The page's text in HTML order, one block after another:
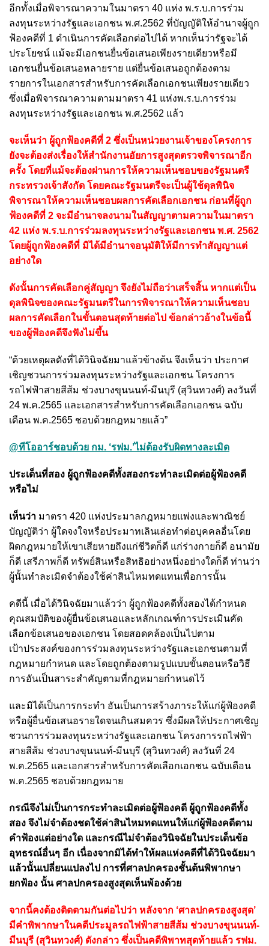
อีกทั้งเมื่อพิจารณาความในมาตรา 40 แห่ง พ.ร.บ.การร่วม
ลงทุนระหว่างรัฐและเอกชน พ.ศ.2562 ที่บัญญัติให้อำนาจผู้ถูก
ฟ้องคดีที่ 1 ดำเนินการคัดเลือกต่อไปได้ หากเห็นว่ารัฐจะได้
ประโยชน์ แม้จะมีเอกชนยื่นข้อเสนอเพียงรายเดียวหรือมี
เอกชนยื่นข้อเสนอหลายราย แต่ยื่นข้อเสนอถูกต้องตาม
รายการในเอกสารสำหรับการคัดเลือกเอกชนเพียงรายเดียว
ซึ่งเมื่อพิจารณาความตามมาตรา 41 แห่งพ.ร.บ.การร่วม
ลงทุนระหว่างรัฐและเอกชน พ.ศ.2562 แล้ว
จะเห็นว่า ผู้ถูกฟ้องคดีที่ 2 ซึ่งเป็นหน่วยงานเจ้าของโครงการ
ยังจะต้องส่งเรื่องให้สำนักงานอัยการสูงสุดตรวจพิจารณาอีก
ครั้ง โดยที่แม้จะต้องผ่านการให้ความเห็นชอบของรัฐมนตรี
กระทรวงเจ้าสังกัด โดยคณะรัฐมนตรีจะเป็นผู้ใช้ดุลพินิจ
พิจารณาให้ความเห็นชอบผลการคัดเลือกเอกชน ก่อนที่ผู้ถูก
ฟ้องคดีที่ 2 จะมีอำนาจลงนามในสัญญาตามความในมาตรา
42 แห่ง พ.ร.บ.การร่วมลงทุนระหว่างรัฐและเอกชน พ.ศ. 2562
โดยผู้ถูกฟ้องคดีที่ มิได้มีอำนาจอนุมัติให้มีการทำสัญญาแต่
อย่างใด
ดังนั้นการคัดเลือกคู่สัญญา จึงยังไม่ถือว่าเสร็จสิ้น หากแต่เป็น
ดุลพินิจของคณะรัฐมนตรีในการพิจารณาให้ความเห็นชอบ
ผลการคัดเลือกในขั้นตอนสุดท้ายต่อไป ข้อกล่าวอ้างในข้อนี้
ของผู้ฟ้องคดีจึงฟังไม่ขึ้น
“ด้วยเหตุผลดังที่ได้วินิจฉัยมาแล้วข้างต้น จึงเห็นว่า ประกาศ
เชิญชวนการร่วมลงทุนระหว่างรัฐและเอกชน โครงการ
รถไฟฟ้าสายสีส้ม ช่วงบางขุนนนท์-มีนบุรี (สุวินทวงศ์) ลงวันที่
24 พ.ค.2565 และเอกสารสำหรับการคัดเลือกเอกชน ฉบับ
เดือน พ.ค.2565 ชอบด้วยกฎหมายแล้ว”
@ทีโออาร์ชอบด้วย กม. ‘รฟม.’ไม่ต้องรับผิดทางละเมิด
ประเด็นที่สอง ผู้ถูกฟ้องคดีทั้งสองกระทำละเมิดต่อผู้ฟ้องคดี
หรือไม่
เห็นว่า มาตรา 420 แห่งประมาลกฎหมายแพ่งและพาณิชย์
บัญญัติว่า ผู้ใดจงใจหรือประมาทเลินเล่อทำต่อบุคคลอื่นโดย
ผิดกฎหมายให้เขาเสียหายถึงแก่ชีวิตก็ดี แก่ร่างกายก็ดี อนามัย
ก็ดี เสรีภาพก็ดี ทรัพย์สินหรือสิทธิอย่างหนึ่งอย่างใดก็ดี ท่านว่า
ผู้นั้นทำละเมิดจำต้องใช้ค่าสินไหมทดแทนเพื่อการนั้น
คดีนี้ เมื่อได้วินิจฉัยมาแล้วว่า ผู้ถูกฟ้องคดีทั้งสองได้กำหนด
คุณสมบัติของผู้ยื่นข้อเสนอและหลักเกณฑ์การประเมินคัด
เลือกข้อเสนอของเอกชน โดยสอดคล้องเป็นไปตาม
เป้าประสงค์ของการร่วมลงทุนระหว่างรัฐและเอกชนตามที่
กฎหมายกำหนด และโดยถูกต้องตามรูปแบบขั้นตอนหรือวิธี
การอันเป็นสาระสำคัญตามที่กฎหมายกำหนดไว้
และมิได้เป็นการกระทำ อันเป็นการสร้างภาระให้แก่ผู้ฟ้องคดี
หรือผู้ยื่นข้อเสนอรายใดจนเกินสมควร ซึ่งมีผลให้ประกาศเชิญ
ชวนการร่วมลงทุนระหว่างรัฐและเอกชน โครงการรถไฟฟ้า
สายสีส้ม ช่วงบางขุนนนท์-มีนบุรี (สุวินทวงศ์) ลงวันที่ 24
พ.ค.2565 และเอกสารสำหรับการคัดเลือกเอกชน ฉบับเดือน
พ.ค.2565 ชอบด้วยกฎหมาย
กรณีจึงไม่เป็นการกระทำละเมิดต่อผู้ฟ้องคดี ผู้ถูกฟ้องคดีทั้ง
สอง จึงไม่จำต้องชดใช้ค่าสินไหมทดแทนให้แก่ผู้ฟ้องคดีตาม
คำฟ้องแต่อย่างใด และกรณีไม่จำต้องวินิจฉัยในประเด็นข้อ
อุทธรณ์อื่นๆ อีก เนื่องจากมิได้ทำให้ผลแห่งคดีที่ได้วินิจฉัยมา
แล้วนั้นเปลี่ยนแปลงไป การที่ศาลปกครองชั้นต้นพิพากษา
ยกฟ้อง นั้น ศาลปกครองสูงสุดเห็นพ้องด้วย
จากนี้คงต้องติดตามกันต่อไปว่า หลังจาก ‘ศาลปกครองสูงสุด’
มีคำพิพากษาในคดีประมูลรถไฟฟ้าสายสีส้ม ช่วงบางขุนนนท์-
มีนบุรี (สุวินทวงศ์) ดังกล่าว ซึ่งเป็นคดีพิพาทสุดท้ายแล้ว รฟม.